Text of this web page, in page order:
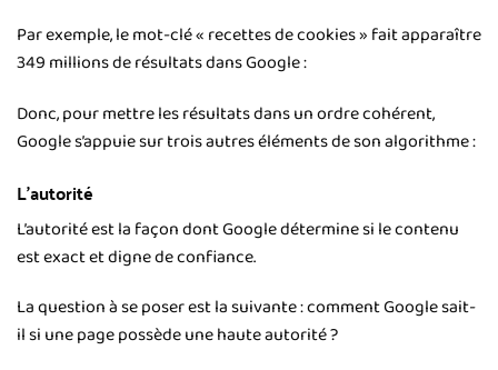
Par exemple, le mot-clé « recettes de cookies » fait apparaître
349 millions de résultats dans Google :
Donc, pour mettre les résultats dans un ordre cohérent,
Google s’appuie sur trois autres éléments de son algorithme :
L’autorité
L’autorité est la façon dont Google détermine si le contenu
est exact et digne de confiance.
La question à se poser est la suivante : comment Google sait-
il si une page possède une haute autorité ?